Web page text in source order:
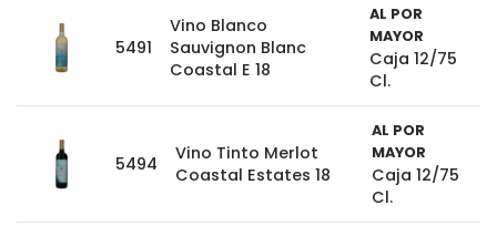
5491
Vino Blanco
Sauvignon Blanc
Coastal E 18
AL POR
MAYOR
Caja 12/75
Cl.
5494
Vino Tinto Merlot
Coastal Estates 18
AL POR
MAYOR
Caja 12/75
Cl.